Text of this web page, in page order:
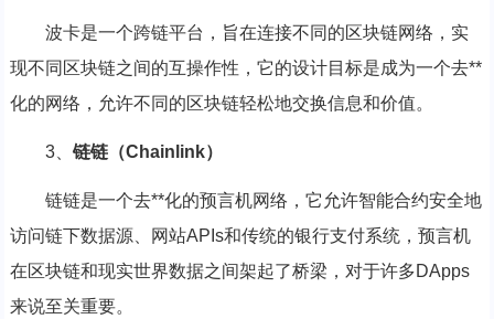
波卡是一个跨链平台，旨在连接不同的区块链网络，实
现不同区块链之间的互操作性，它的设计目标是成为一个去**
化的网络，允许不同的区块链轻松地交换信息和价值。
3、 链链（Chainlink）
链链是一个去**化的预言机网络，它允许智能合约安全地
访问链下数据源、网站APIs和传统的银行支付系统，预言机
在区块链和现实世界数据之间架起了桥梁，对于许多DApps
来说至关重要。